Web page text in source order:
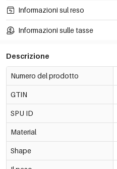
Informazioni sul reso
Informazioni sulle tasse
Descrizione
Numero del prodotto
GTIN
SPU ID
Material
Shape